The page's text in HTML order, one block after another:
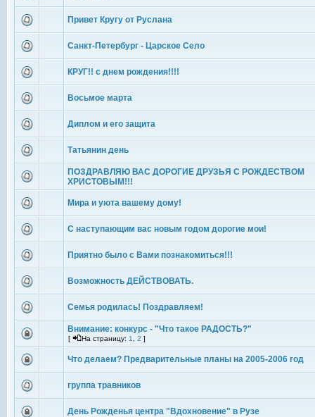
Привет Кругу от Руслана
Санкт-Петербург - Царское Село
КРУГ!! с днем рождения!!!!
Восьмое марта
Диплом и его защита
Татьянин день
ПОЗДРАВЛЯЮ ВАС ДОРОГИЕ ДРУЗЬЯ С РОЖДЕСТВОМ
ХРИСТОВЫМ!!!
Мира и уюта вашему дому!
С наступающим вас новым годом дорогие мои!
Приятно было с Вами познакомиться!!!
Возможность ДЕЙСТВОВАТЬ.
Семья родилась! Поздравляем!
Внимание: конкурс - "Что такое РАДОСТЬ?"
[ На страницу: 1 2 ]
Что делаем? Предварительные планы на 2005-2006 год
группа травников
День Рожденья центра "Вдохновение" в Рузе